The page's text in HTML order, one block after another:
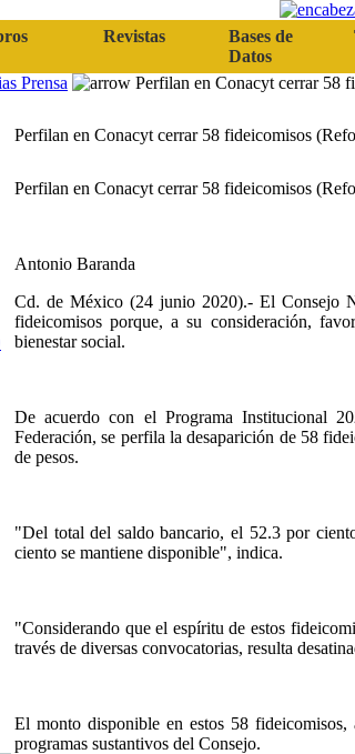
Revistas
Bases de
Datos
Prensa
Perfilan en Conacyt cerrar 58
Perfilan en Conacyt cerrar 58 fideicomisos
Perfilan en Conacyt cerrar 58 fideicomisos
Antonio Baranda
Cd. de México (24 junio 2020).- El Consejo
fideicomisos porque, a su consideración,
bienestar social.
De acuerdo con el Programa Institucional
Federación, se perfila la desaparición de 58
de pesos.
"Del total del saldo bancario, el 52.3 por
ciento se mantiene disponible", indica.
"Considerando que el espíritu de estos
través de diversas convocatorias, resulta
El monto disponible en estos 58
programas sustantivos del Consejo.